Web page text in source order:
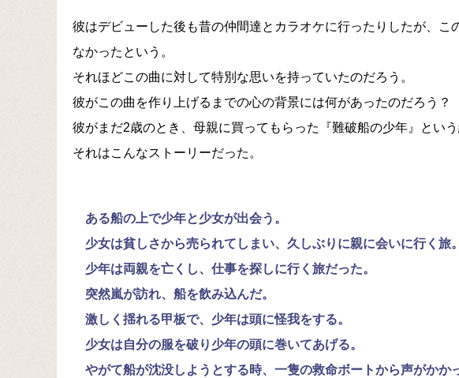
彼はデビューした後も昔の仲間達とカラオケに行ったりしたが、こ
なかったという。
それほどこの曲に対して特別な思いを持っていたのだろう。
彼がこの曲を作り上げるまでの心の背景には何があったのだろう？
彼がまだ2歳のとき、母親に買ってもらった『難破船の少年』という
それはこんなストーリーだった。
ある船の上で少年と少女が出会う。
少女は貧しさから売られてしまい、久しぶりに親に会いに行く旅。
少年は両親を亡くし、仕事を探しに行く旅だった。
突然嵐が訪れ、船を飲み込んだ。
激しく揺れる甲板で、少年は頭に怪我をする。
少女は自分の服を破り少年の頭に巻いてあげる。
やがて船が沈没しようとする時、一隻の救命ボートから声がかか